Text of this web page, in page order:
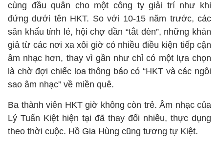
cùng đầu quân cho một công ty giải trí như khi
đứng dưới tên HKT. So với 10-15 năm trước, các
sân khấu tỉnh lẻ, hội chợ dần “tắt đèn”, những khán
giả từ các nơi xa xôi giờ có nhiều điều kiện tiếp cận
âm nhạc hơn, thay vì gần như chỉ có một lựa chọn
là chờ đợi chiếc loa thông báo có “HKT và các ngôi
sao âm nhạc” về miền quê.
Ba thành viên HKT giờ không còn trẻ. Âm nhạc của
Lý Tuấn Kiệt hiện tại đã thay đổi nhiều, thực dụng
theo thời cuộc. Hồ Gia Hùng cũng tương tự Kiệt.